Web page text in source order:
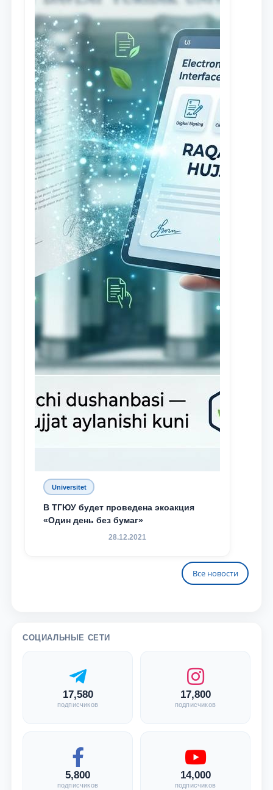
Universitet
В ТГЮУ будет проведена экоакция
«Один день без бумаг»
28.12.2021
Все новости
СОЦИАЛЬНЫЕ СЕТИ
17,580
подписчиков
17,800
подписчиков
5,800
подписчиков
14,000
подписчиков